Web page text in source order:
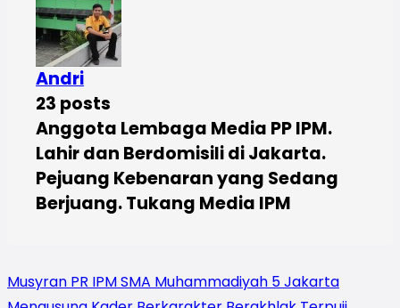
Andri
23 posts
Anggota Lembaga Media PP IPM.
Lahir dan Berdomisili di Jakarta.
Pejuang Kebenaran yang Sedang
Berjuang. Tukang Media IPM
Musyran PR IPM SMA Muhammadiyah 5 Jakarta